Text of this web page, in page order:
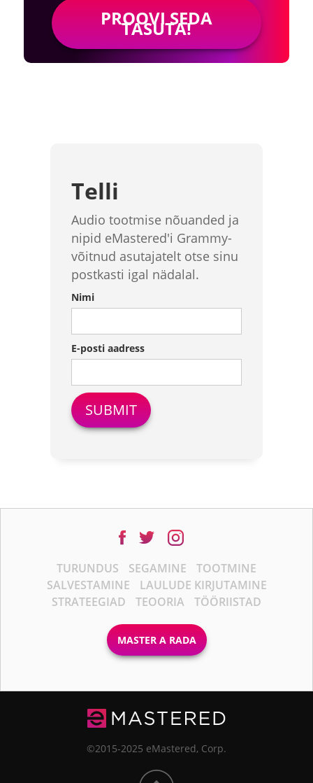
PROOVI SEDA
TASUTA!
Telli
Audio tootmise nõuanded ja
nipid eMastered'i Grammy-
võitnud asutajatelt otse sinu
postkasti igal nädalal.
Nimi
E-posti aadress
TURUNDUS SEGAMINE
TOOTMINE
SALVESTAMINE
LAULUDE KIRJUTAMINE
STRATEEGIAD
TEOORIA TÖÖRIISTAD
MASTER A RADA
©2015-2025 eMastered, Corp.